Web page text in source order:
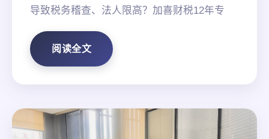
导致税务稽查、法人限高？加喜财税12年专
阅读全文